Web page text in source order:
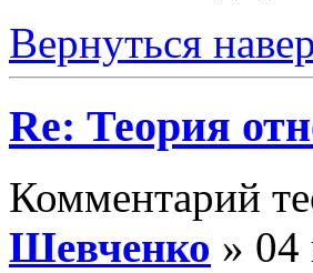
Вернуться
Re: Теория
Комментарий
Шевченко » 04